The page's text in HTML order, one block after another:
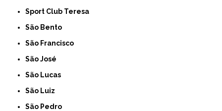
Sport Club Teresa
São Bento
São Francisco
São José
São Lucas
São Luiz
São Pedro